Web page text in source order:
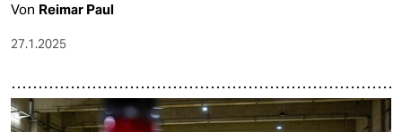
Von Reimar Paul
27.1.2025